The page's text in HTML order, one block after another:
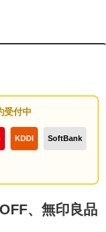
受付中
KDDI SoftBank
、無印良品